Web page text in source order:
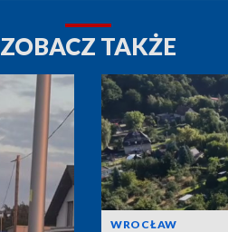
ZOBACZ TAKŻE
WROCŁAW